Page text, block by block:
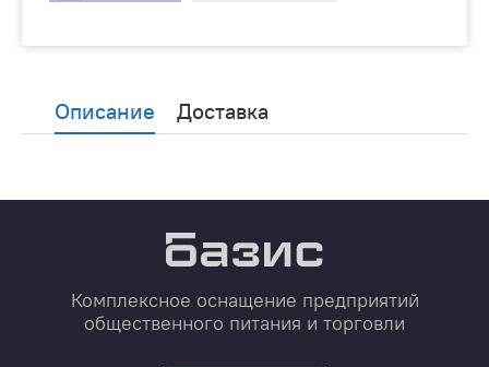
Описание Доставка
Комплексное оснащение предприятий
общественного питания и торговли